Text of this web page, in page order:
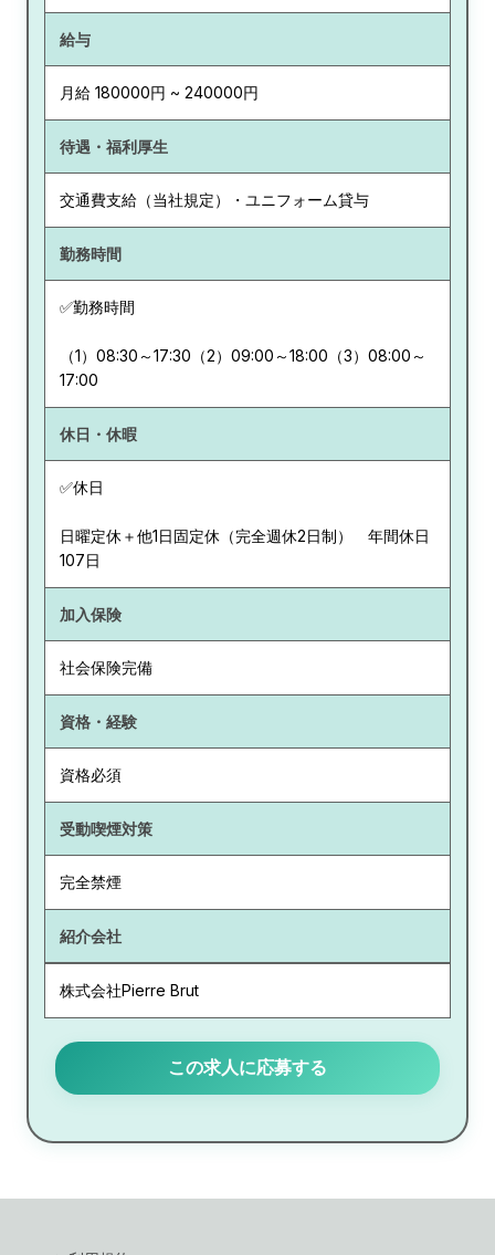
給与
月給 180000円 ~ 240000円
待遇・福利厚生
交通費支給（当社規定）・ユニフォーム貸与
勤務時間
✅勤務時間
（1）08:30～17:30（2）09:00～18:00（3）08:00～
17:00
休日・休暇
✅休日
日曜定休＋他1日固定休（完全週休2日制） 年間休日
107日
加入保険
社会保険完備
資格・経験
資格必須
受動喫煙対策
完全禁煙
紹介会社
株式会社Pierre Brut
この求人に応募する